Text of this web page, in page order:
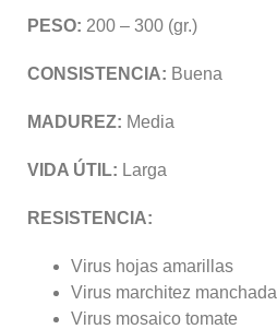
PESO: 200 – 300 (gr.)
CONSISTENCIA: Buena
MADUREZ: Media
VIDA ÚTIL: Larga
RESISTENCIA:
Virus hojas amarillas
Virus marchitez manchada
Virus mosaico tomate